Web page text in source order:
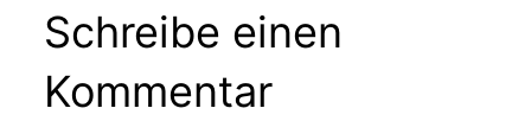
Schreibe einen
Kommentar